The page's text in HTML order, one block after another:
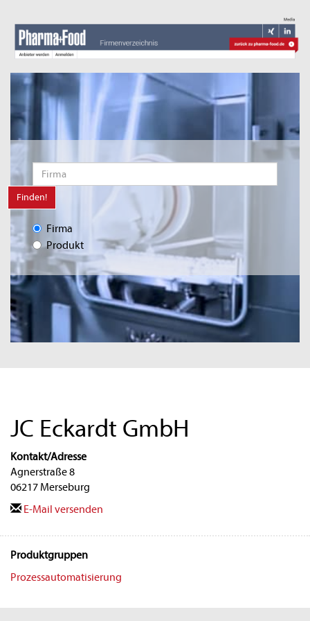
Finden!
Firma
Produkt
JC Eckardt GmbH
Kontakt/Adresse
Agnerstraße 8
06217 Merseburg
E-Mail versenden
Produktgruppen
Prozessautomatisierung